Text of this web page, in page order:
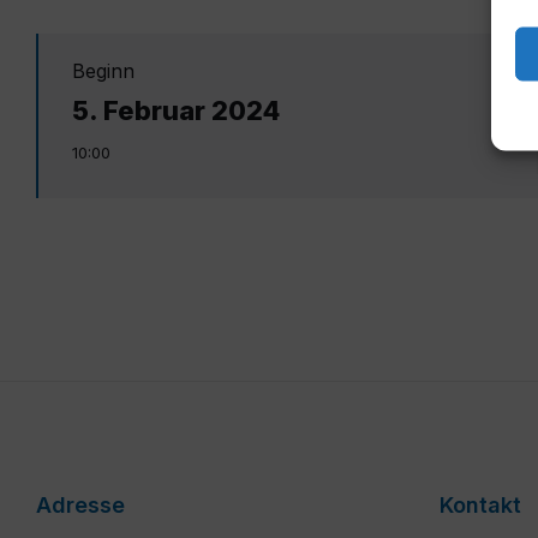
Beginn
5. Februar 2024
10:00
Adresse Kontakt